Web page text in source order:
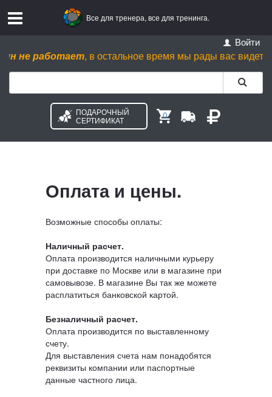
Все для тренера, все для тренинга.
Войти
не работает, в остальное время мы рады вас видеть
ПОДАРОЧНЫЙ
СЕРТИФИКАТ
0
Оплата и цены.
Возможные способы оплаты:
Наличный расчет.
Оплата производится наличными курьеру
при доставке по Москве или в магазине при
самовывозе. В магазине Вы так же можете
расплатиться банковской картой.
Безналичный расчет.
Оплата производится по выставленному
счету.
Для выставления счета нам понадобятся
реквизиты компании или паспортные
данные частного лица.